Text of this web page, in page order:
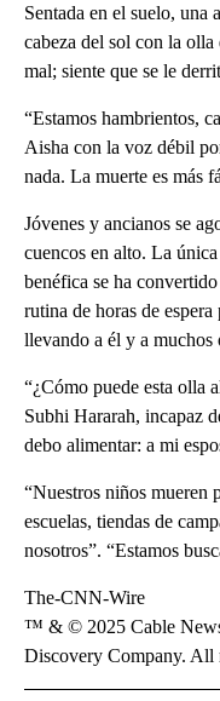
Sentada en el suelo, una
cabeza del sol con la olla
mal; siente que se le
“Estamos hambrientos,
Aisha con la voz débil
nada. La muerte es más
Jóvenes y ancianos se
cuencos en alto. La
benéfica se ha
rutina de horas de espera
llevando a él y a muchos
“¿Cómo puede esta olla
Subhi Hararah, incapaz
debo alimentar: a mi
“Nuestros niños mueren
escuelas, tiendas de
nosotros”. “Estamos
The-CNN-Wire
™ & © 2025 Cable
Discovery Company. All